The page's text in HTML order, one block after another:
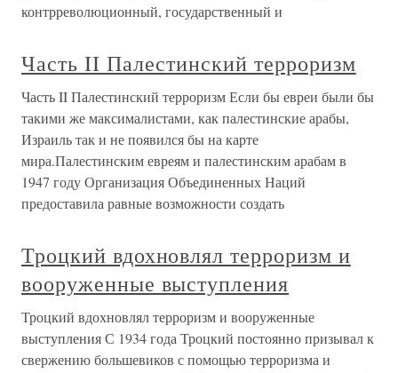
контрреволюционный, государственный и
Часть II Палестинский терроризм
Часть II Палестинский терроризм Если бы евреи были бы
такими же максималистами, как палестинские арабы,
Израиль так и не появился бы на карте
мира.Палестинским евреям и палестинским арабам в
1947 году Организация Объединенных Наций
предоставила равные возможности создать
Троцкий вдохновлял терроризм и
вооруженные выступления
Троцкий вдохновлял терроризм и вооруженные
выступления С 1934 года Троцкий постоянно призывал к
свержению большевиков с помощью терроризма и